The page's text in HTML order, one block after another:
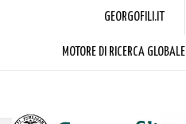
GEORGOFILI.IT
MOTORE DI RICERCA GLOBALE